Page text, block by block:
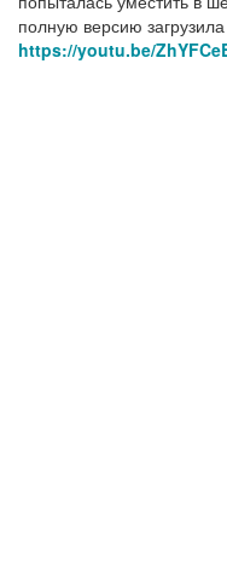
полную версию
https://youtu.be/